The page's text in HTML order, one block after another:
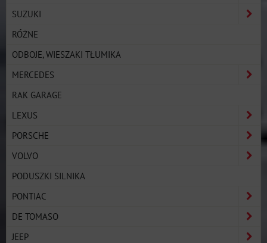
SUZUKI
RÓŻNE
ODBOJE, WIESZAKI TŁUMIKA
MERCEDES
RAK GARAGE
LEXUS
PORSCHE
VOLVO
PODUSZKI SILNIKA
PONTIAC
DE TOMASO
JEEP